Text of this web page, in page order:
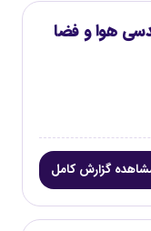
هوا و فضا
گزارش کامل